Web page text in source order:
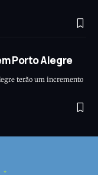
Porto Alegre
terão um incremento